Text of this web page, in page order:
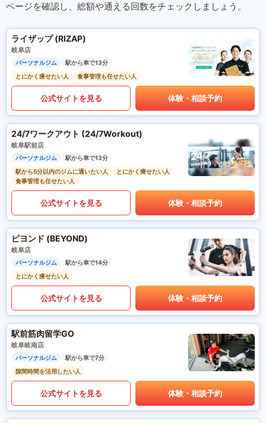
ページを確認し、総額や通える回数をチェックしましょう。
ライザップ (RIZAP)
岐阜店
パーソナルジム
駅から車で13分
とにかく痩せたい人
食事管理も任せたい人
公式サイトを見る 体験・相談予約
24/7ワークアウト (24/7Workout)
岐阜駅前店
パーソナルジム
駅から車で13分
駅から5分以内のジムに通いたい人
とにかく痩せたい人
食事管理も任せたい人
公式サイトを見る 体験・相談予約
ビヨンド (BEYOND)
岐阜店
パーソナルジム
駅から車で14分
とにかく痩せたい人
公式サイトを見る 体験・相談予約
駅前筋肉留学GO
岐阜岐南店
パーソナルジム
駅から車で7分
隙間時間を活用したい人
公式サイトを見る 体験・相談予約